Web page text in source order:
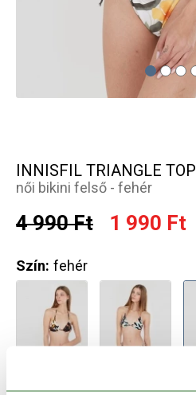
INNISFIL TRIANGLE TOP
női bikini felső - fehér
4 990 Ft 1 990 Ft
Szín: fehér